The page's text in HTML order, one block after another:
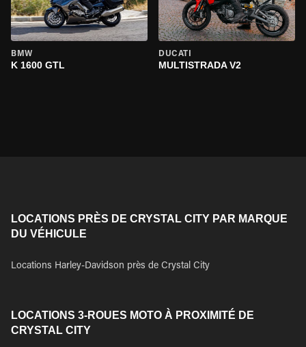
BMW
K 1600 GTL
DUCATI
MULTISTRADA V2
LOCATIONS PRÈS DE CRYSTAL CITY PAR MARQUE
DU VÉHICULE
Locations Harley-Davidson près de Crystal City
LOCATIONS 3-ROUES MOTO À PROXIMITÉ DE
CRYSTAL CITY